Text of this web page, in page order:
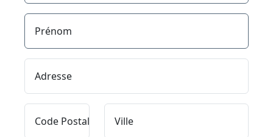
Prénom
Adresse
Code Postal Ville